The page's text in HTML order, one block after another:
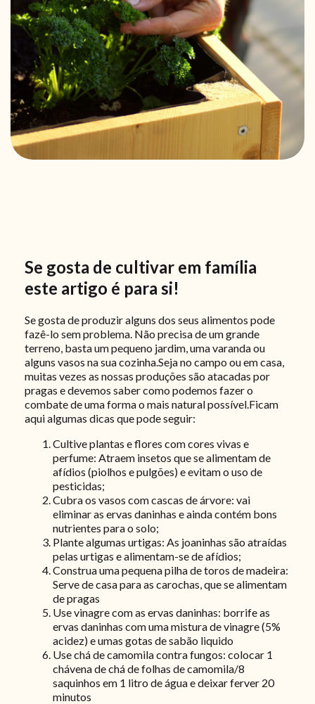
Se gosta de cultivar em família
este artigo é para si!
Se gosta de produzir alguns dos seus alimentos pode
fazê-lo sem problema. Não precisa de um grande
terreno, basta um pequeno jardim, uma varanda ou
alguns vasos na sua cozinha.Seja no campo ou em casa,
muitas vezes as nossas produções são atacadas por
pragas e devemos saber como podemos fazer o
combate de uma forma o mais natural possível.Ficam
aqui algumas dicas que pode seguir:
Cultive plantas e flores com cores vivas e
perfume: Atraem insetos que se alimentam de
afídios (piolhos e pulgões) e evitam o uso de
pesticidas;
Cubra os vasos com cascas de árvore: vai
eliminar as ervas daninhas e ainda contém bons
nutrientes para o solo;
Plante algumas urtigas: As joaninhas são atraídas
pelas urtigas e alimentam-se de afídios;
Construa uma pequena pilha de toros de madeira:
Serve de casa para as carochas, que se alimentam
de pragas
Use vinagre com as ervas daninhas: borrife as
ervas daninhas com uma mistura de vinagre (5%
acidez) e umas gotas de sabão liquido
Use chá de camomila contra fungos: colocar 1
chávena de chá de folhas de camomila/8
saquinhos em 1 litro de água e deixar ferver 20
minutos